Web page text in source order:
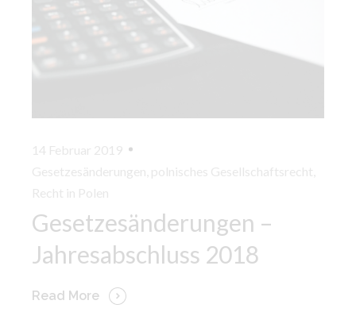
14 Februar 2019
Gesetzesänderungen polnisches Gesellschaftsrecht
Recht in Polen
Gesetzesänderungen –
Jahresabschluss 2018
Read More